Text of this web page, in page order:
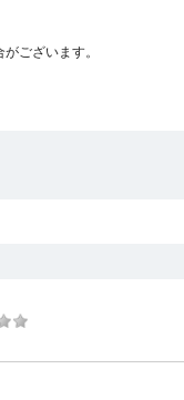
ございます。